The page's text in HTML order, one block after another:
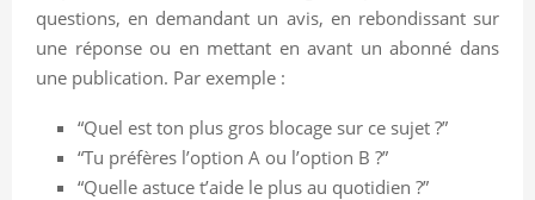
questions, en demandant un avis, en rebondissant sur
une réponse ou en mettant en avant un abonné dans
une publication. Par exemple :
“Quel est ton plus gros blocage sur ce sujet ?”
“Tu préfères l’option A ou l’option B ?”
“Quelle astuce t’aide le plus au quotidien ?”